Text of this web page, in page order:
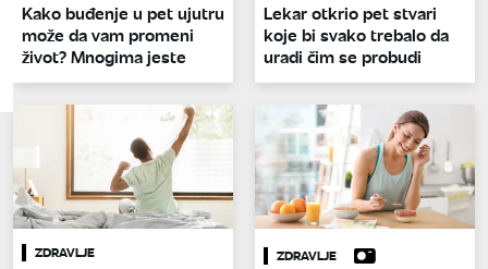
Kako buđenje u pet ujutru
može da vam promeni
život? Mnogima jeste
Lekar otkrio pet stvari
koje bi svako trebalo da
uradi čim se probudi
ZDRAVLJE ZDRAVLJE